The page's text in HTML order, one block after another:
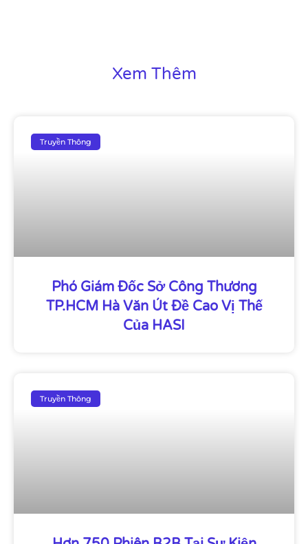
Xem Thêm
Truyền Thông
Phó Giám Đốc Sở Công Thương
TP.HCM Hà Văn Út Đề Cao Vị Thế
Của HASI
Truyền Thông